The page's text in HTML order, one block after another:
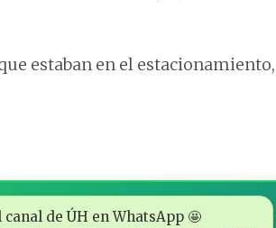
estaban en el
de ÚH en WhatsApp 🤩